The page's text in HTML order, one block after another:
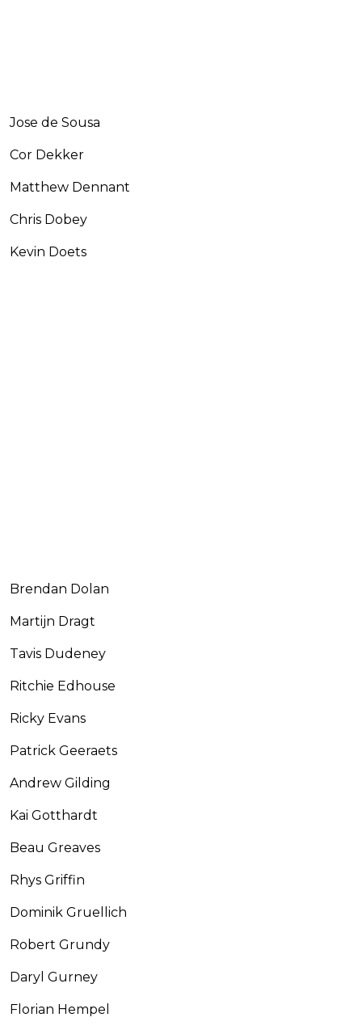
Jose de Sousa
Cor Dekker
Matthew Dennant
Chris Dobey
Kevin Doets
Brendan Dolan
Martijn Dragt
Tavis Dudeney
Ritchie Edhouse
Ricky Evans
Patrick Geeraets
Andrew Gilding
Kai Gotthardt
Beau Greaves
Rhys Griffin
Dominik Gruellich
Robert Grundy
Daryl Gurney
Florian Hempel